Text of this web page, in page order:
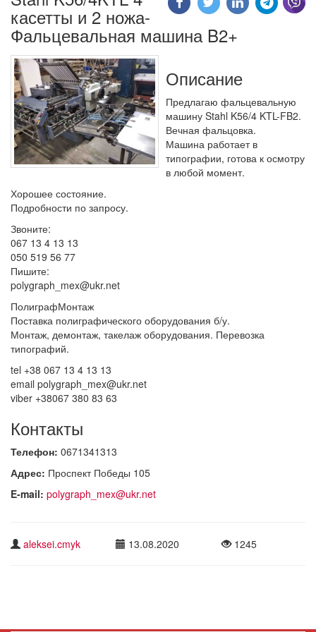
касетты и 2 ножа-
Фальцевальная машина B2+
Описание
Предлагаю фальцевальную
машину Stahl K56/4 KTL-FB2.
Вечная фальцовка.
Машина работает в
типографии, готова к осмотру
в любой момент.
Хорошее состояние.
Подробности по запросу.
Звоните:
067 13 4 13 13
050 519 56 77
Пишите:
polygraph_mex@ukr.net
ПолиграфМонтаж
Поставка полиграфического оборудования б/у.
Монтаж, демонтаж, такелаж оборудования. Перевозка
типографий.
tel +38 067 13 4 13 13
email polygraph_mex@ukr.net
viber +38067 380 83 63
Контакты
Телефон: 0671341313
Адрес: Проспект Победы 105
E-mail: polygraph_mex@ukr.net
aleksei.cmyk 13.08.2020 1245